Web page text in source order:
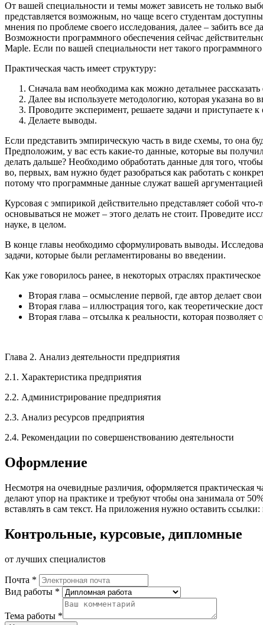
От вашей специальности и темы может зависеть не только
представляется возможным, но чаще всего студентам
мнения по проблеме своего исследования, далее – забить все
Возможности программного обеспечения сейчас
Maple. Если по вашей специальности нет такого
Практическая часть имеет структуру:
Сначала вам необходима как можно детальнее
Далее вы используете методологию, которая указана во
Проводите эксперимент, решаете задачи и
Делаете выводы.
Если представить эмпирическую часть в виде схемы, то она
Предположим, у вас есть какие-то данные, которые вы
делать дальше? Необходимо обработать данные для того,
во, первых, вам нужно будет разобраться как работать с
потому что программные данные служат вашей аргументацией
Курсовая с эмпирикой действительно представляет собой
основываться не может – этого делать не стоит. Проведите
науке, в целом.
В конце главы необходимо сформулировать выводы.
задачи, которые были регламентированы во введении.
Как уже говорилось ранее, в некоторых отраслях
Вторая глава – осмысление первой, где автор делает
Вторая глава – иллюстрация того, как теоретические
Вторая глава – отсылка к реальности, которая
Глава 2. Анализ деятельности предприятия
2.1. Характеристика предприятия
2.2. Администрирование предприятия
2.3. Анализ ресурсов предприятия
2.4. Рекомендации по совершенствованию деятельности
Оформление
Несмотря на очевидные различия, оформляется практическая
делают упор на практике и требуют чтобы она занимала от
вставлять в сам текст. На приложения нужно оставить
Контрольные, курсовые, дипломные
от лучших специалистов
Почта *
Вид работы *
Тема работы *